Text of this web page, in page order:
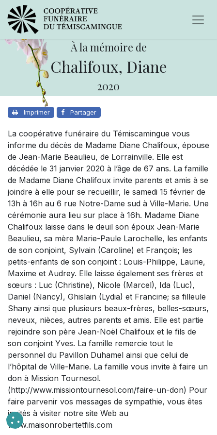
À la mémoire de
Chalifoux, Diane
2020
Imprimer Partager
La coopérative funéraire du Témiscamingue vous
informe du décès de Madame Diane Chalifoux, épouse
de Jean-Marie Beaulieu, de Lorrainville. Elle est
décédée le 31 janvier 2020 à l’âge de 67 ans. La famille
de Madame Diane Chalifoux invite parents et amis à se
joindre à elle pour se recueillir, le samedi 15 février de
13h à 16h au 6 rue Notre-Dame sud à Ville-Marie. Une
cérémonie aura lieu sur place à 16h. Madame Diane
Chalifoux laisse dans le deuil son époux Jean-Marie
Beaulieu, sa mère Marie-Paule Larochelle, les enfants
de son conjoint, Sylvain (Caroline) et François; les
petits-enfants de son conjoint : Louis-Philippe, Laurie,
Maxime et Audrey. Elle laisse également ses frères et
sœurs : Luc (Christine), Nicole (Marcel), Ida (Luc),
Daniel (Nancy), Ghislain (Lydia) et Francine; sa filleule
Shany ainsi que plusieurs beaux-frères, belles-sœurs,
neveux, nièces, autres parents et amis. Elle est partie
rejoindre son père Jean-Noël Chalifoux et le fils de
son conjoint Yves. La famille remercie tout le
personnel du Pavillon Duhamel ainsi que celui de
l’hôpital de Ville-Marie. La famille vous invite à faire un
don à Mission Tournesol.
(http://www.missiontournesol.com/faire-un-don) Pour
faire parvenir vos messages de sympathie, vous êtes
invités à visiter notre site Web au
www.maisonrobertetfils.com